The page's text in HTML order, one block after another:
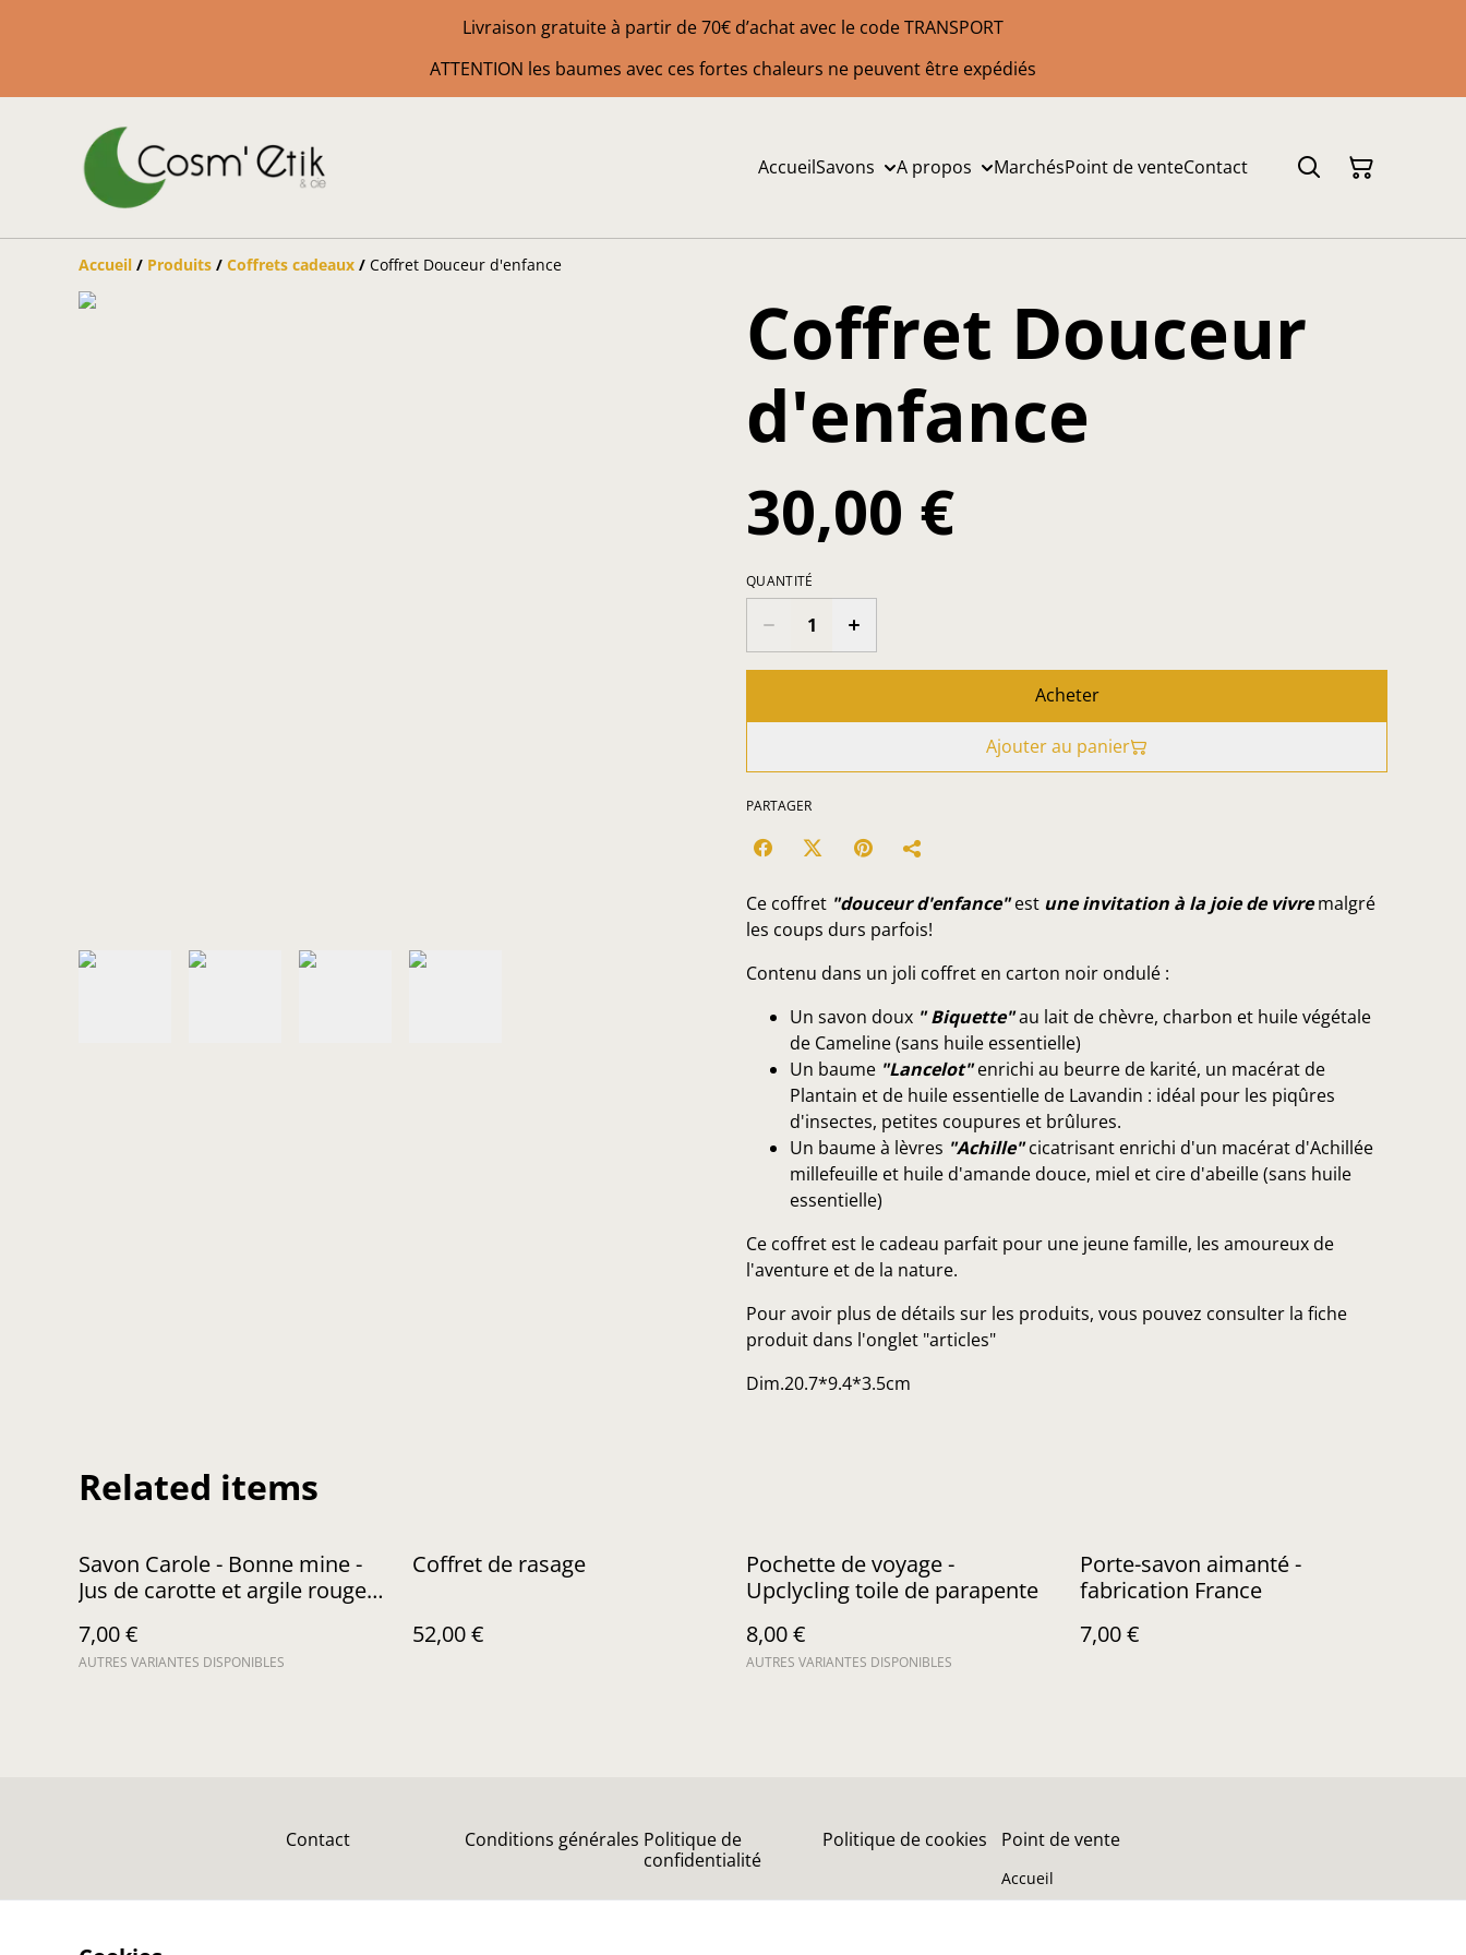
Livraison gratuite à partir de 70€ d’achat avec le code TRANSPORT
ATTENTION les baumes avec ces fortes chaleurs ne peuvent être expédiés
AccueilSavons A propos MarchésPoint de venteContact
Accueil / Produits / Coffrets cadeaux / Coffret Douceur d'enfance
Coffret Douceur
d'enfance
30,00 €
QUANTITÉ
Acheter
Ajouter au panier
PARTAGER
Ce coffret "douceur d'enfance"est une invitation à la joie de vivremalgré
les coups durs parfois!
Contenu dans un joli coffret en carton noir ondulé :
Un savon doux " Biquette"au lait de chèvre, charbon et huile végétale
de Cameline (sans huile essentielle)
Un baume "Lancelot"enrichi au beurre de karité, un macérat de
Plantain et de huile essentielle de Lavandin : idéal pour les piqûres
d'insectes, petites coupures et brûlures.
Un baume à lèvres "Achille"cicatrisant enrichi d'un macérat d'Achillée
millefeuille et huile d'amande douce, miel et cire d'abeille (sans huile
essentielle)
Ce coffret est le cadeau parfait pour une jeune famille, les amoureux de
l'aventure et de la nature.
Pour avoir plus de détails sur les produits, vous pouvez consulter la fiche
produit dans l'onglet "articles"
Dim.20.7*9.4*3.5cm
Related items
Savon Carole - Bonne mine -
Jus de carotte et argile rouge -
7,00 €
AUTRES VARIANTES DISPONIBLES
Coffret de rasage
52,00 €
Pochette de voyage -
Upclycling toile de parapente
8,00 €
AUTRES VARIANTES DISPONIBLES
Porte-savon aimanté -
fabrication France
7,00 €
Contact Conditions générales Politique de
confidentialité
Politique de cookies Point de vente
Accueil